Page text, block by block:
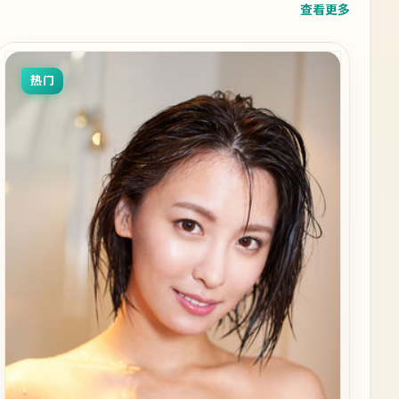
查看更多
热门